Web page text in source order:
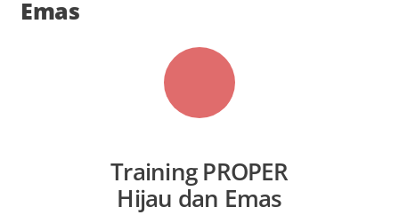
Emas
Training PROPER
Hijau dan Emas